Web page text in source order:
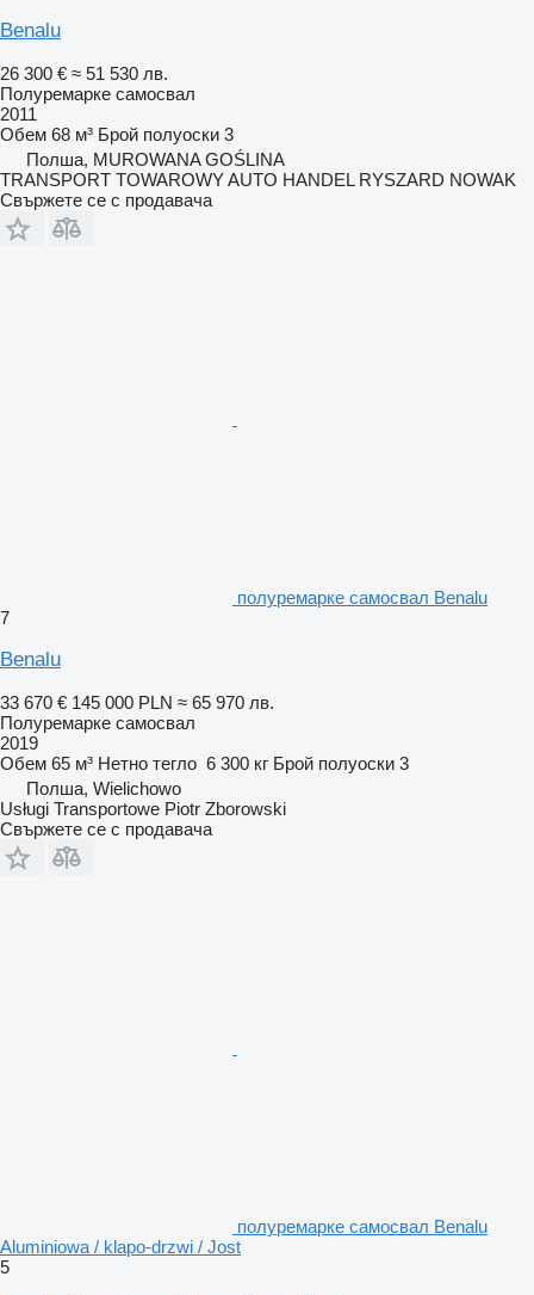
Benalu
26 300 € ≈ 51 530 лв.
Полуремарке самосвал
2011
Обем 68 м³ Брой полуоски 3
Полша, MUROWANA GOŚLINA
TRANSPORT TOWAROWY AUTO HANDEL RYSZARD NOWAK
Свържете се с продавача
полуремарке самосвал Benalu
7
Benalu
33 670 € 145 000 PLN ≈ 65 970 лв.
Полуремарке самосвал
2019
Обем 65 м³ Нетно тегло 6 300 кг Брой полуоски 3
Полша, Wielichowo
Usługi Transportowe Piotr Zborowski
Свържете се с продавача
полуремарке самосвал Benalu
Aluminiowa / klapo-drzwi / Jost
5